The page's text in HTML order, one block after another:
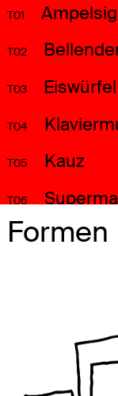
T01
T02
T03
T04
T05 Kauz
T06
T07 Motorrad
Formen